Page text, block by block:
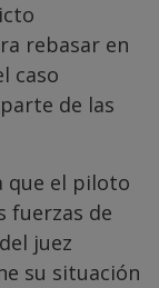
rebasar en
caso
de las
que el piloto
fuerzas de
juez
su situación